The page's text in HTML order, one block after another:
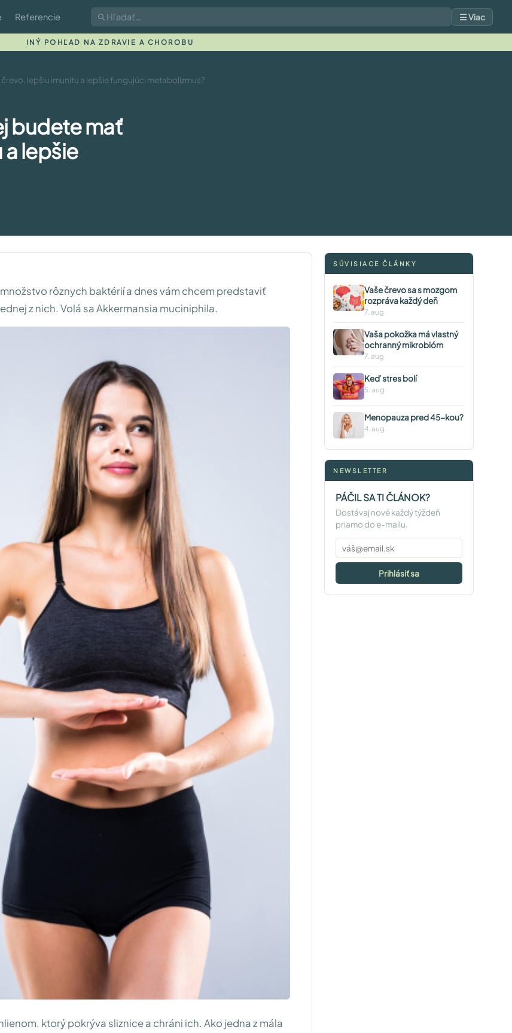
Referencie ☰ Viac
INÝ POHĽAD NA ZDRAVIE A CHOROBU
lepšiu imunitu a lepšie fungujúci metabolizmus?
budete mať
lepšie
rôznych baktérií a dnes vám chcem predstaviť
z nich. Volá sa Akkermansia muciniphila.
ktorý pokrýva sliznice a chráni ich. Ako jedna z mála
SÚVISIACE ČLÁNKY
Vaše črevo sa s mozgom
rozpráva každý deň
7. aug
Vaša pokožka má vlastný
ochranný mikrobióm
7. aug
Keď stres bolí
5. aug
Menopauza pred 45-kou?
4. aug
NEWSLETTER
PÁČIL SA TI ČLÁNOK?
Dostávaj nové každý týždeň
priamo do e-mailu.
Prihlásiť sa